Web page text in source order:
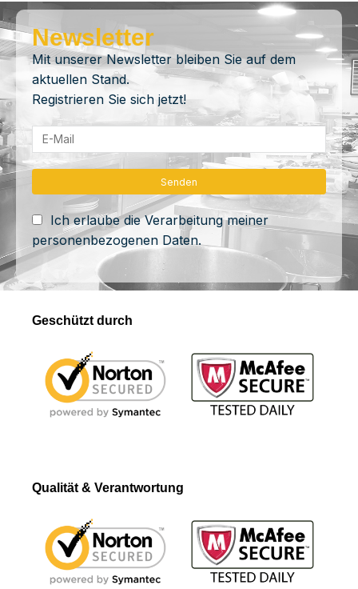
Newsletter
Mit unserer Newsletter bleiben Sie auf dem
aktuellen Stand.
Registrieren Sie sich jetzt!
Ich erlaube die Verarbeitung meiner
personenbezogenen Daten.
Geschützt durch
Qualität & Verantwortung